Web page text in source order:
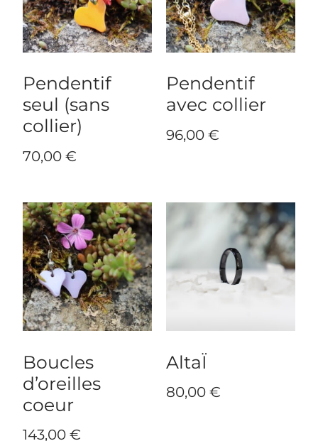
Pendentif
seul (sans
collier)
70,00€
Pendentif
avec collier
96,00 €
Boucles
d’oreilles
coeur
143,00€
AltaÏ
80,00 €